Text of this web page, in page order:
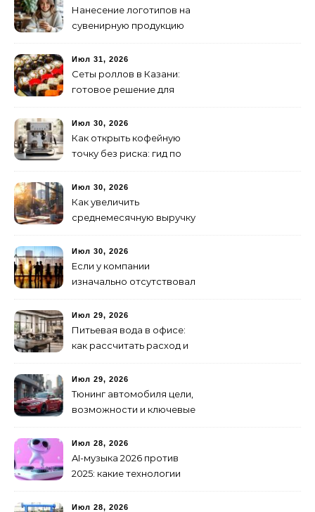
Нанесение логотипов на
сувенирную продукцию
Июл 31, 2026
Сеты роллов в Казани:
готовое решение для
друзьями
Июл 30, 2026
Как открыть кофейную
точку без риска: гид по
Июл 30, 2026
Как увеличить
среднемесячную выручку
лишних затрат
Июл 30, 2026
Если у компании
изначально отсутствовал
как не утонуть в хаосе
Июл 29, 2026
Питьевая вода в офисе:
как рассчитать расход и
Июл 29, 2026
Тюнинг автомобиля цели,
возможности и ключевые
транспортных средств
Июл 28, 2026
AI-музыка 2026 против
2025: какие технологии
создание клипов
Июл 28, 2026